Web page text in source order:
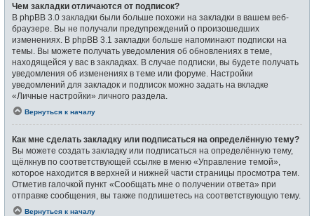
Чем закладки отличаются от подписок?
В phpBB 3.0 закладки были больше похожи на закладки в вашем веб-
браузере. Вы не получали предупреждений о произошедших
изменениях. В phpBB 3.1 закладки больше напоминают подписки на
темы. Вы можете получать уведомления об обновлениях в теме,
находящейся у вас в закладках. В случае подписки, вы будете получать
уведомления об изменениях в теме или форуме. Настройки
уведомлений для закладок и подписок можно задать на вкладке
«Личные настройки» личного раздела.
Вернуться к началу
Как мне сделать закладку или подписаться на определённую тему?
Вы можете создать закладку или подписаться на определённую тему,
щёлкнув по соответствующей ссылке в меню «Управление темой»,
которое находится в верхней и нижней части страницы просмотра тем.
Отметив галочкой пункт «Сообщать мне о получении ответа» при
отправке сообщения, вы также подпишетесь на соответствующую тему.
Вернуться к началу